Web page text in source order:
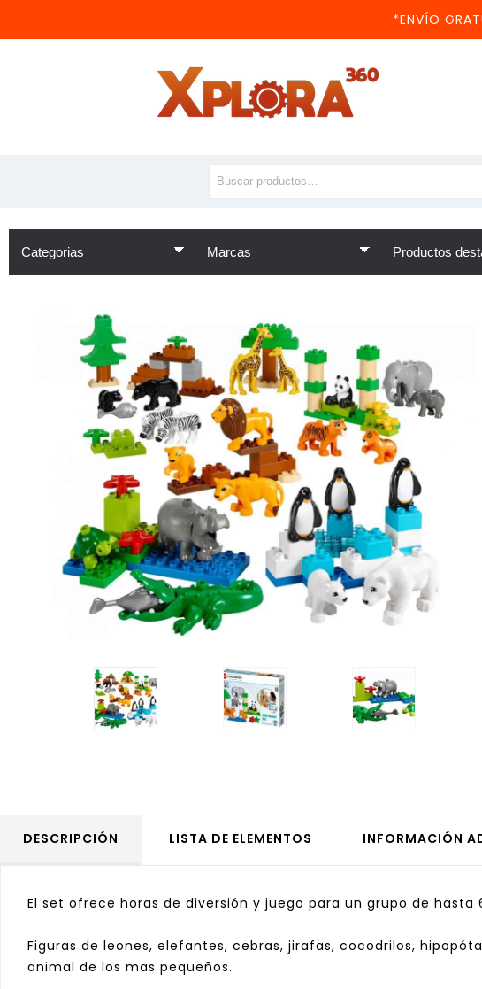
*ENVÍO
DESCRIPCIÓN LISTA DE ELEMENTOS INFORMACIÓN
El set ofrece horas de diversión y juego para un grupo de hasta
Figuras de leones, elefantes, cebras, jirafas, cocodrilos,
animal de los mas pequeños.